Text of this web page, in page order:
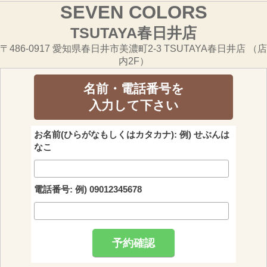
SEVEN COLORS
TSUTAYA春日井店
〒486-0917 愛知県春日井市美濃町2-3 TSUTAYA春日井店 （店
内2F）
名前・電話番号を
入力して下さい
お名前(ひらがなもしくはカタカナ): 例) せぶんは
なこ
電話番号: 例) 09012345678
予約確認